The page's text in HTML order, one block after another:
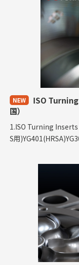
NEW ISO
国）
1.ISO Turning Inserts
S用